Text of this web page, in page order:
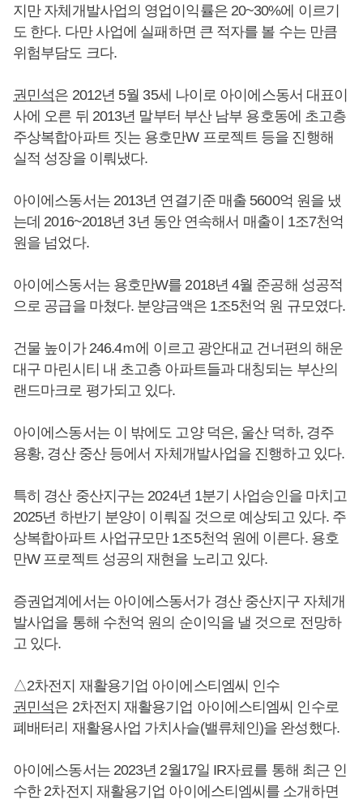
지만 자체개발사업의 영업이익률은 20~30%에 이르기
도 한다. 다만 사업에 실패하면 큰 적자를 볼 수는 만큼
위험부담도 크다.
권민석은 2012년 5월 35세 나이로 아이에스동서 대표이
사에 오른 뒤 2013년 말부터 부산 남부 용호동에 초고층
주상복합아파트 짓는 용호만W 프로젝트 등을 진행해
실적 성장을 이뤄냈다.
아이에스동서는 2013년 연결기준 매출 5600억 원을 냈
는데 2016~2018년 3년 동안 연속해서 매출이 1조7천억
원을 넘었다.
아이에스동서는 용호만W를 2018년 4월 준공해 성공적
으로 공급을 마쳤다. 분양금액은 1조5천억 원 규모였다.
건물 높이가 246.4ｍ에 이르고 광안대교 건너편의 해운
대구 마린시티 내 초고층 아파트들과 대칭되는 부산의
랜드마크로 평가되고 있다.
아이에스동서는 이 밖에도 고양 덕은, 울산 덕하, 경주
용황, 경산 중산 등에서 자체개발사업을 진행하고 있다.
특히 경산 중산지구는 2024년 1분기 사업승인을 마치고
2025년 하반기 분양이 이뤄질 것으로 예상되고 있다. 주
상복합아파트 사업규모만 1조5천억 원에 이른다. 용호
만W 프로젝트 성공의 재현을 노리고 있다.
증권업계에서는 아이에스동서가 경산 중산지구 자체개
발사업을 통해 수천억 원의 순이익을 낼 것으로 전망하
고 있다.
△2차전지 재활용기업 아이에스티엠씨 인수
권민석은 2차전지 재활용기업 아이에스티엠씨 인수로
폐배터리 재활용사업 가치사슬(밸류체인)을 완성했다.
아이에스동서는 2023년 2월17일 IR자료를 통해 최근 인
수한 2차전지 재활용기업 아이에스티엠씨를 소개하면